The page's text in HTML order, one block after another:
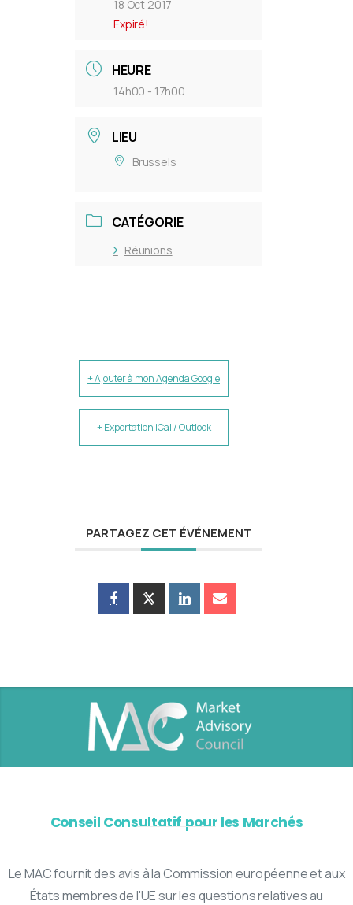
18 Oct 2017
Expiré!
HEURE
14h00 - 17h00
LIEU
Brussels
CATÉGORIE
Réunions
+ Ajouter à mon Agenda Google
+ Exportation iCal / Outlook
PARTAGEZ CET ÉVÉNEMENT
Conseil Consultatif pour les Marchés
Le MAC fournit des avis à la Commission européenne et aux
États membres de l'UE sur les questions relatives au